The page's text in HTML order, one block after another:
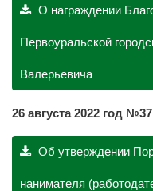
О награждении
Первоуральской
Валерьевича
26 августа2022 год №37
Об утверждении
нанимателя